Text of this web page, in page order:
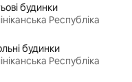
будинки
Республіка
будинки
Республіка